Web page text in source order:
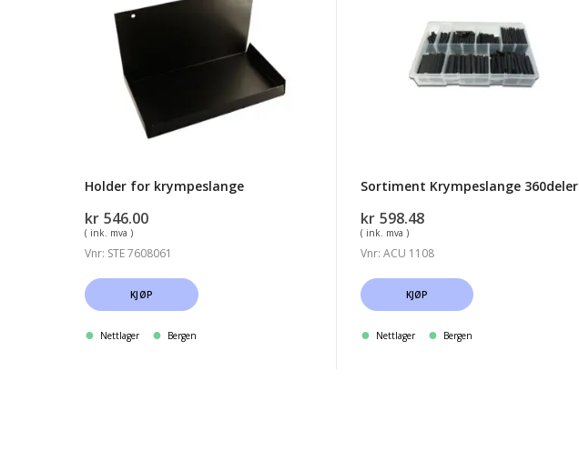
krympeslange
Holder for krympeslange
kr 546.00
( ink. mva )
Vnr: STE 7608061
KJØP
Nettlager Bergen
Sortiment Krympeslange 360deler
kr 598.48
( ink. mva )
Vnr: ACU 1108
KJØP
Nettlager Bergen